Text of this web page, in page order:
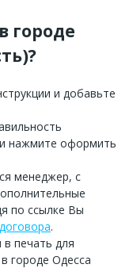
городе
и добавьте
нажмите оформить
менеджер, с
по ссылке Вы
договора.
печать для
городе Одесса